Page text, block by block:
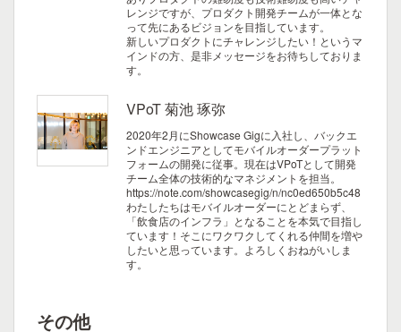
レンジですが、プロダクト開発チームが一体とな
って先にあるビジョンを目指しています。
新しいプロダクトにチャレンジしたい！というマ
インドの方、是非メッセージをお待ちしておりま
す。
VPoT 菊池 琢弥
2020年2月にShowcase Gigに入社し、バックエ
ンドエンジニアとしてモバイルオーダープラット
フォームの開発に従事。現在はVPoTとして開発
チーム全体の技術的なマネジメントを担当。
https://note.com/showcasegig/n/nc0ed650b5c48
わたしたちはモバイルオーダーにとどまらず、
「飲食店のインフラ」となることを本気で目指し
ています！そこにワクワクしてくれる仲間を増や
したいと思っています。よろしくおねがいしま
す。
その他